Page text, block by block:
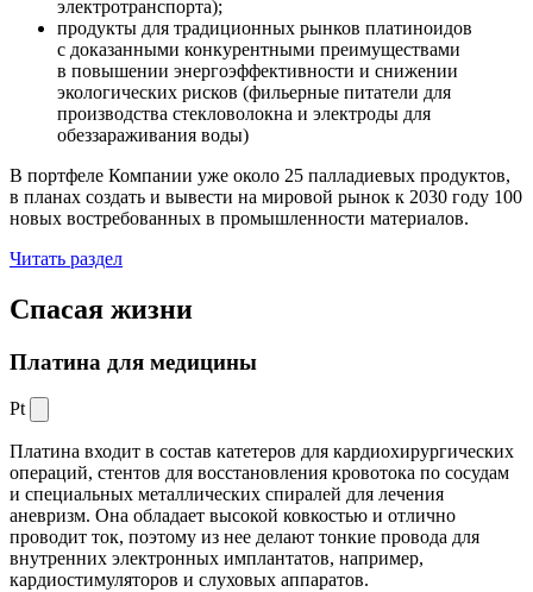
электротранспорта);
продукты для традиционных рынков платиноидов
с доказанными конкурентными преимуществами
в повышении энергоэффективности и снижении
экологических рисков (фильерные питатели для
производства стекловолокна и электроды для
обеззараживания воды)
В портфеле Компании уже около 25 палладиевых продуктов,
в планах создать и вывести на мировой рынок к 2030 году 100
новых востребованных в промышленности материалов.
Читать раздел
Спасая жизни
Платина для медицины
Pt
Платина входит в состав катетеров для кардиохирургических
операций, стентов для восстановления кровотока по сосудам
и специальных металлических спиралей для лечения
аневризм. Она обладает высокой ковкостью и отлично
проводит ток, поэтому из нее делают тонкие провода для
внутренних электронных имплантатов, например,
кардиостимуляторов и слуховых аппаратов.